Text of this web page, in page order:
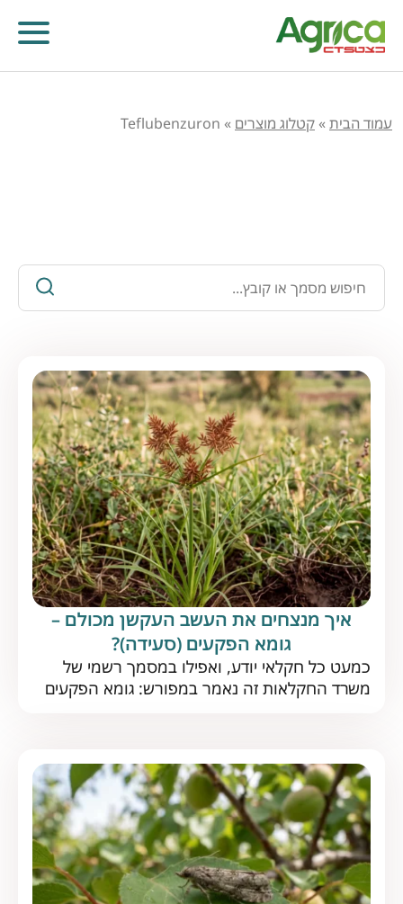
דישון עלוותי וביוסטימולנטים
זרעים
שונות
עמוד הבית»קטלוג מוצרים »
Teflubenzuron
איך מנצחים את העשב העקשן מכולם –
גומא הפקעים (סעידה)?
כמעט כל חקלאי יודע, ואפילו במסמך רשמי של
משרד החקלאות זה נאמר במפורש: גומא הפקעים
– עשב שוטה רב-שנתי, מהנפוצים ביותר בארץ
ובעולם, שנחשב לאחד המזיקים הקשים. לפני שנבין
כיצד […]